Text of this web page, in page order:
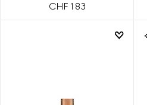
CHF 183